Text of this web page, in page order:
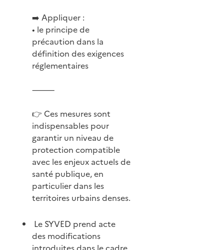
➡️ Appliquer :
• le principe de
précaution dans la
définition des exigences
réglementaires
⸻
👉 Ces mesures sont
indispensables pour
garantir un niveau de
protection compatible
avec les enjeux actuels de
santé publique, en
particulier dans les
territoires urbains denses.
Le SYVED prend acte
des modifications